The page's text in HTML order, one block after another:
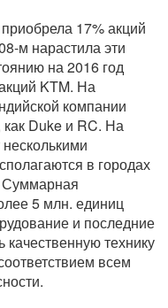
17% акций
м нарастила эти
на 2016 год
KTM. На
компании
Duke и RC. На
в городах
Суммарная
5 млн. единиц
и последние
качественную технику
всем